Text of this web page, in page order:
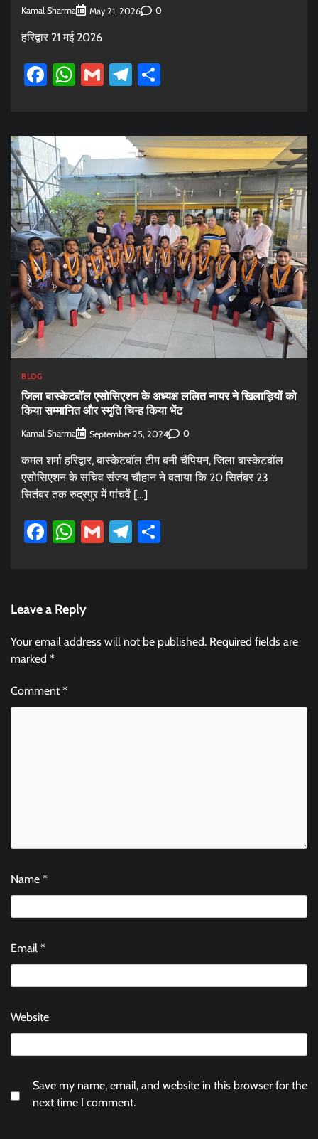
Kamal Sharma May 21, 2026 0
हरिद्वार 21 मई 2026
Facebook
WhatsApp
GmailTelegram
BLOG
जिला बास्केटबॉल एसोसिएशन के अध्यक्ष ललित नायर ने खिलाड़ियों को
किया सम्मानित और स्मृति चिन्ह किया भेंट
Kamal Sharma September 25, 2024 0
कमल शर्मा हरिद्वार, बास्केटबॉल टीम बनी चैंपियन, जिला बास्केटबॉल
एसोसिएशन के सचिव संजय चौहान ने बताया कि 20 सितंबर 23
सितंबर तक रुद्रपुर में पांचवें […]
Facebook
WhatsApp
GmailTelegram
Leave a Reply
Your email address will not be published. Required fields are
marked *
Comment*
Name *
Email *
Website
Save my name, email, and website in this browser for the
next time I comment.